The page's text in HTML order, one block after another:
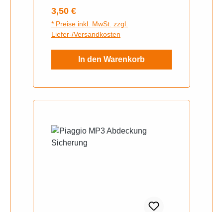
Regulärer Preis:
3,50 €
* Preise inkl. MwSt. zzgl.
Liefer-/Versandkosten
In den Warenkorb